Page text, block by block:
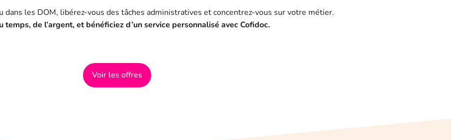
dans les DOM, libérez-vous des tâches administratives et concentrez-vous sur votre métier.
temps, de l’argent, et bénéficiez d’un service personnalisé avec Cofidoc.
Voir les offres